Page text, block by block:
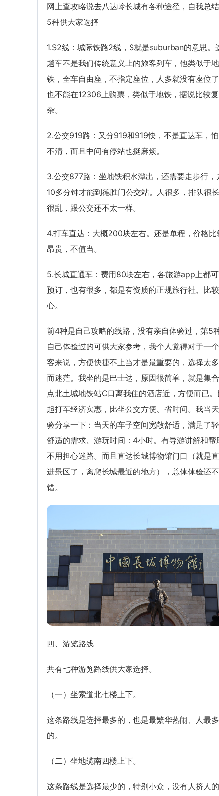
网上查攻略说去八达岭长城有各种途径，自我总
5种供大家选择
1.S2线：城际铁路2线，S就是suburban的意思。
趟车不是我们传统意义上的旅客列车，他类似于地
铁，全车自由座，不指定座位，人多就没有座位
也不能在12306上购票，类似于地铁，据说比较复
杂。
2.公交919路：又分919和919快，不是直达车，
不清，而且中间有停站也挺麻烦。
3.公交877路：坐地铁积水潭出，还需要走步行，
10多分钟才能到德胜门公交站。人很多，排队很
很乱，跟公交还不太一样。
4.打车直达：大概200块左右。还是单程，价格比
昂贵，不值当。
5.长城直通车：费用80块左右，各旅游app上都
预订，也有很多，都是有资质的正规旅行社。比
心。
前4种是自己攻略的线路，没有亲自体验过，第5
自己体验过的可供大家参考，我个人觉得对于一
客来说，方便快捷不上当才是最重要的，选择太
而迷茫。我坐的是巴士达，原因很简单，就是集
点北土城地铁站C口离我住的酒店近，方便而已。
起打车经济实惠，比坐公交方便、省时间。我当
验分享一下：当天的车子空间宽敞舒适，满足了
舒适的需求。游玩时间：4小时。有导游讲解和帮
不用担心迷路。而且直达长城博物馆门口（就是
进景区了，离爬长城最近的地方），总体体验还不
错。
四、游览路线
共有七种游览路线供大家选择。
（一）坐索道北七楼上下。
这条路线是选择最多的，也是最繁华热闹、人最多
的。
（二）坐地缆南四楼上下。
这条路线是选择最少的，特别小众，没有人挤人